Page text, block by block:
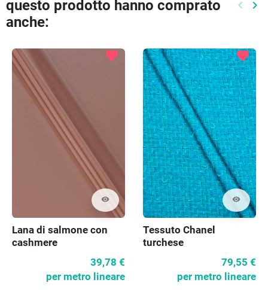
questo prodotto hanno comprato
anche:
keyboard_arrow_left keyboard_arrow_right
visibility
favorite
Lana di salmone con
cashmere
39,78 €
per metro lineare
visibility
favorite
Tessuto Chanel
turchese
79,55 €
per metro lineare